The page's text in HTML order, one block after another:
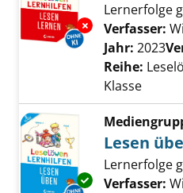
Exemplar-
Lernerfolge
Verfasser:
Jahr: 2023
Reihe:
Klasse
Exemplar-
Lesen
Lernerfolge
Verfasser: